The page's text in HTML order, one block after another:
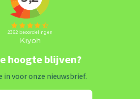
hoogte blijven?
in voor onze nieuwsbrief.